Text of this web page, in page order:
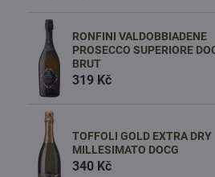
RONFINI VALDOBBIADENE
PROSECCO SUPERIORE
BRUT
319 Kč
TOFFOLI GOLD EXTRA DRY
MILLESIMATO DOCG
340 Kč